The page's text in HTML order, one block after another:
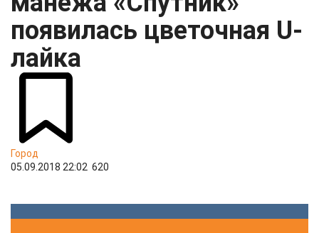
появилась цветочная U-
лайка
Город
05.09.2018 22:02 620